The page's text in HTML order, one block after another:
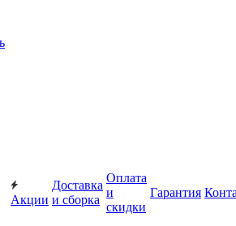
Акции
Доставка
и сборка
Оплата
и
скидки
Гарантия